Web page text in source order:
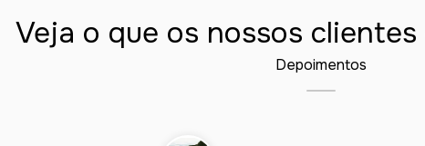
Veja o que os nossos
Depoimentos